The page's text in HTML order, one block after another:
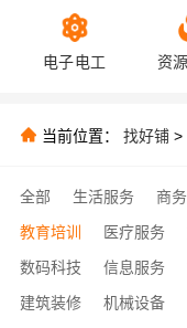
电子电工 资
当前位置： 找好铺 >
全部 生活服务 商
教育培训
医疗服务
数码科技
信息服务
建筑装修
机械设备